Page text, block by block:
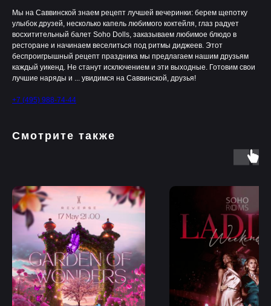
Мы на Саввинской знаем рецепт лучшей вечеринки: берем щепотку
улыбок друзей, несколько капель любимого коктейля, глаз радует
восхитительный балет Soho Dolls, заказываем любимое блюдо в
ресторане и начинаем веселиться под ритмы диджеев. Этот
беспроигрышный рецепт праздника мы предлагаем нашим друзьям
каждый уикенд. Не станут исключением и эти выходные. Готовим свои
лучшие наряды и ... увидимся на Саввинской, друзья!
+7 (495) 988-74-44
Смотрите также